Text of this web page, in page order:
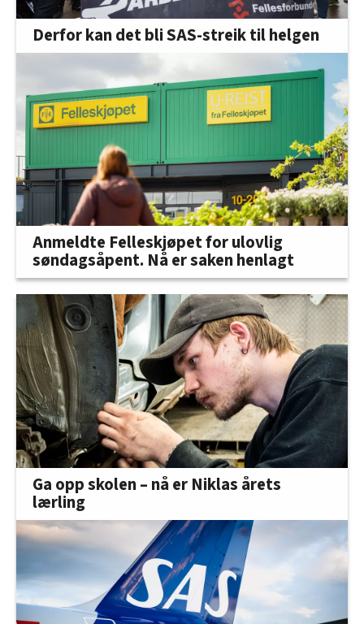
Derfor kan det bli SAS-streik til helgen
Anmeldte Felleskjøpet for ulovlig
søndagsåpent. Nå er saken henlagt
Ga opp skolen – nå er Niklas årets
lærling